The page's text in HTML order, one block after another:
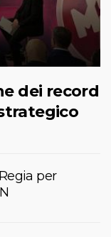
dei record
per